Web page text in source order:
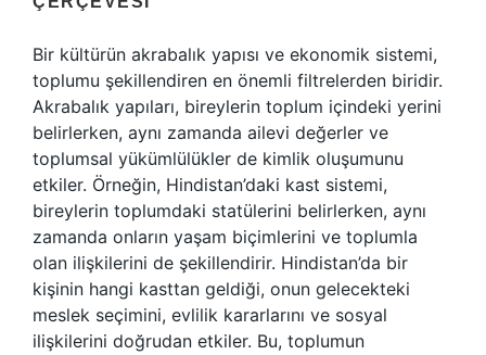
Bir kültürün akrabalık yapısı ve ekonomik sistemi,
toplumu şekillendiren en önemli filtrelerden biridir.
Akrabalık yapıları, bireylerin toplum içindeki yerini
belirlerken, aynı zamanda ailevi değerler ve
toplumsal yükümlülükler de kimlik oluşumunu
etkiler. Örneğin, Hindistan’daki kast sistemi,
bireylerin toplumdaki statülerini belirlerken, aynı
zamanda onların yaşam biçimlerini ve toplumla
olan ilişkilerini de şekillendirir. Hindistan’da bir
kişinin hangi kasttan geldiği, onun gelecekteki
meslek seçimini, evlilik kararlarını ve sosyal
ilişkilerini doğrudan etkiler. Bu, toplumun